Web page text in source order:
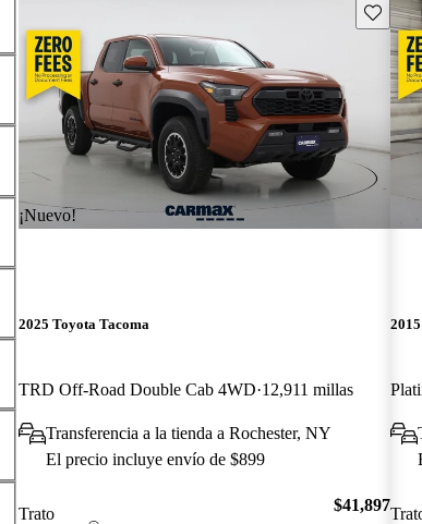
¡Nuevo!
Guarda
2025 Toyota Tacoma
TRD Off-Road Double Cab 4WD 12,911 millas
Transferencia a la tienda a Rochester, NY
El precio incluye envío de $899
Trato
$41,897